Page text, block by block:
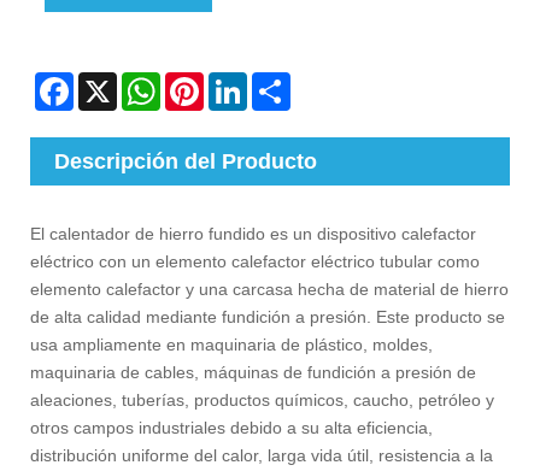
Facebook
X WhatsAppPinterestLinkedIn
Descripción del Producto
El calentador de hierro fundido es un dispositivo calefactor
eléctrico con un elemento calefactor eléctrico tubular como
elemento calefactor y una carcasa hecha de material de hierro
de alta calidad mediante fundición a presión. Este producto se
usa ampliamente en maquinaria de plástico, moldes,
maquinaria de cables, máquinas de fundición a presión de
aleaciones, tuberías, productos químicos, caucho, petróleo y
otros campos industriales debido a su alta eficiencia,
distribución uniforme del calor, larga vida útil, resistencia a la